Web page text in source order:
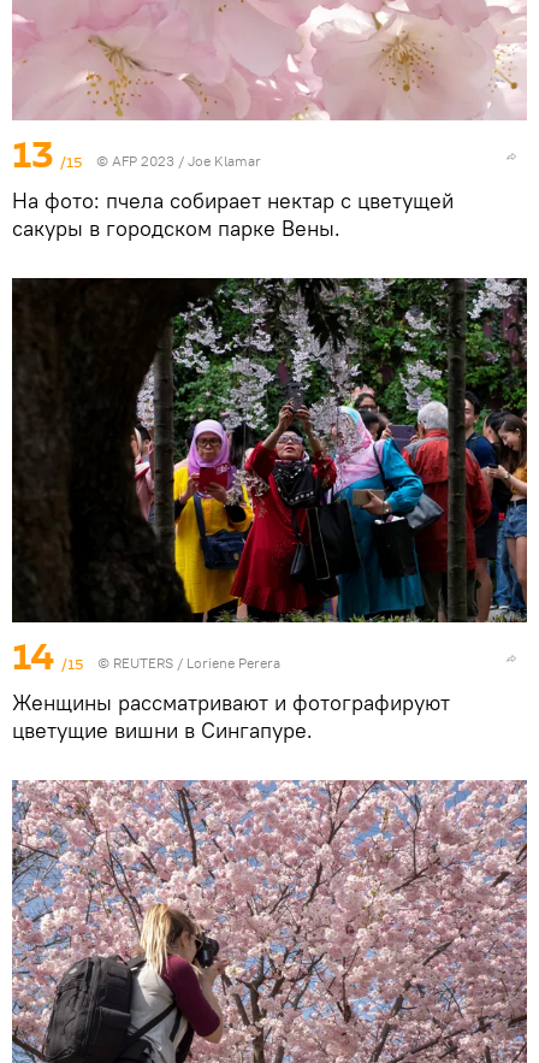
13 /15 © AFP 2023 / Joe Klamar
На фото: пчела собирает нектар с цветущей
сакуры в городском парке Вены.
14 /15 © REUTERS / Loriene Perera
Женщины рассматривают и фотографируют
цветущие вишни в Сингапуре.